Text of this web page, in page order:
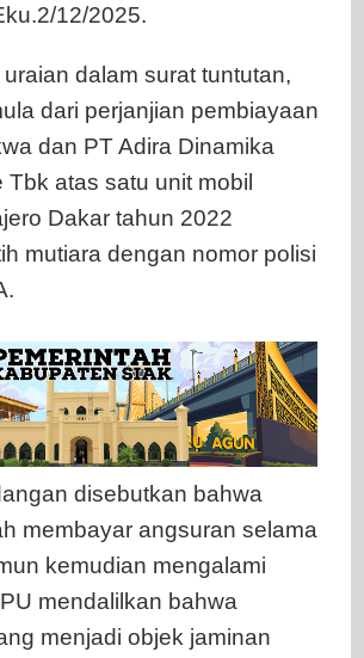
12/2025.
dalam surat tuntutan,
dari perjanjian pembiayaan
dan PT Adira Dinamika
Tbk atas satu unit mobil
Dakar tahun 2022
mutiara dengan nomor polisi
disebutkan bahwa
membayar angsuran selama
kemudian mengalami
mendalilkan bahwa
menjadi objek jaminan